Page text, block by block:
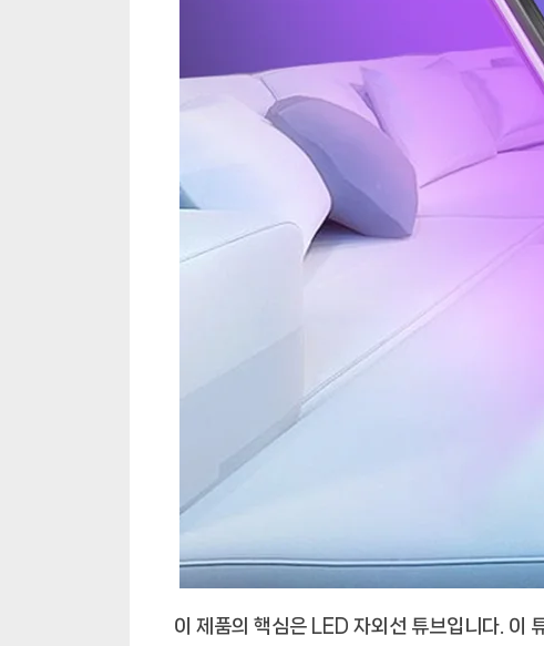
이 제품의 핵심은 LED 자외선 튜브입니다. 이